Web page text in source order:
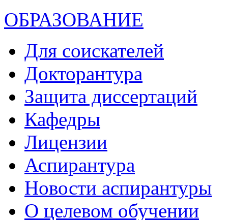
ОБРАЗОВАНИЕ
Для соискателей
Докторантура
Защита диссертаций
Кафедры
Лицензии
Аспирантура
Новости аспирантуры
О целевом обучении